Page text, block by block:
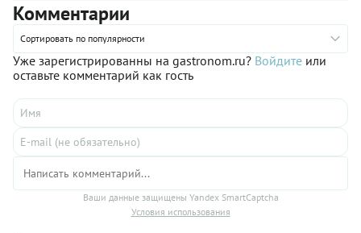
Комментарии
Сортировать по популярности
Уже зарегистрированны на gastronom.ru? Войдите или
оставьте комментарий как гость
Ваши данные защищены Yandex SmartCaptcha
Условия использования